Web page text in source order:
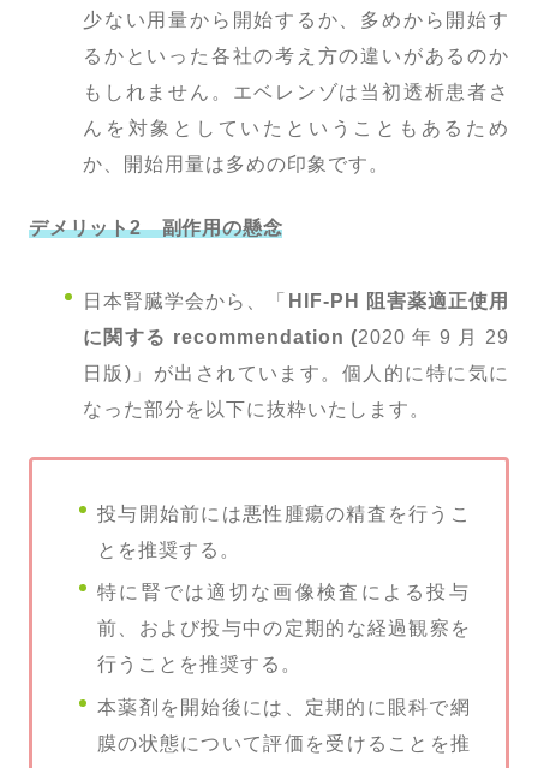
少ない用量から開始するか、多めから開始す
るかといった各社の考え方の違いがあるのか
もしれません。エベレンゾは当初透析患者さ
んを対象としていたということもあるため
か、開始用量は多めの印象です。
デメリット2 副作用の懸念
日本腎臓学会から、「 HIF-PH
阻害薬適正使用
に 関する recommendation (2020 年 9 月 29
日版)」が出されています。個人的に特に気に
なった部分を以下に抜粋いたします。
投与開始前には悪性腫瘍の精査を行うこ
とを推奨する。
特に腎では適切な画像検査による投与
前、および投与中の定期的な経過観察を
行うことを推奨する。
本薬剤を開始後には、定期的に眼科で網
膜の状態について評価を受けることを推